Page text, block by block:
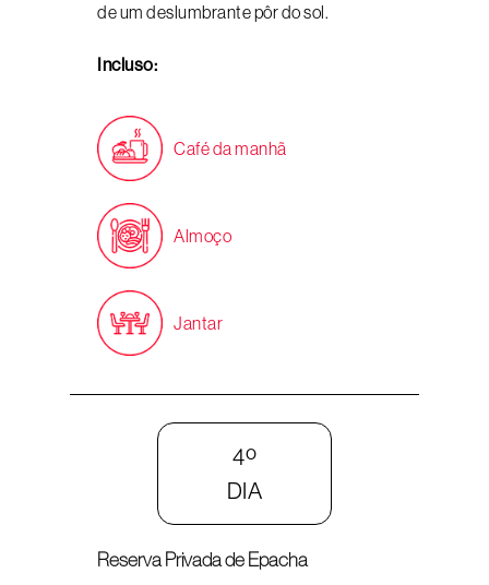
de um deslumbrante pôr do sol.
Incluso:
Café da manhã
Almoço
Jantar
4º
DIA
Reserva Privada de Epacha